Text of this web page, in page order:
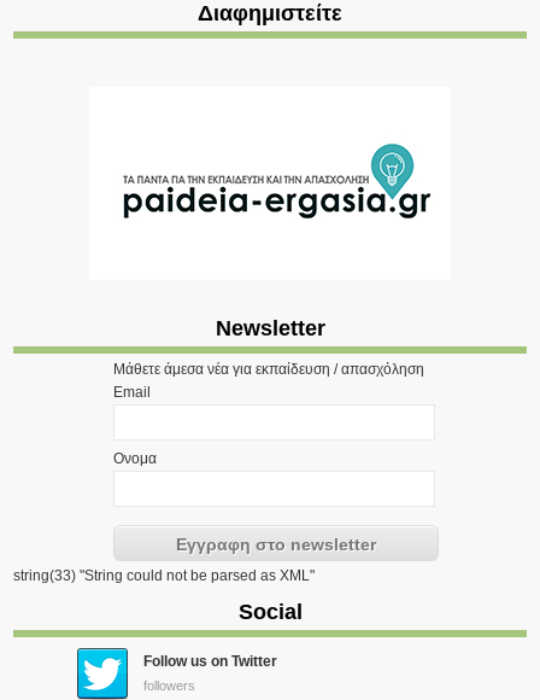
Διαφημιστείτε
Newsletter
Μάθετε άμεσα νέα για εκπαίδευση / απασχόληση
Email
Ονομα
string(33) "String could not be parsed as XML"
Social
Follow us on Twitter
followers